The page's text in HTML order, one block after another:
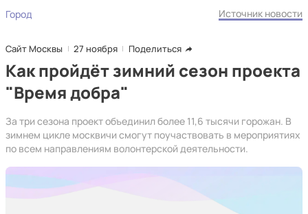
Город Источник новости
Сайт Москвы 27 ноября Поделиться
Как пройдёт зимний сезон проекта
"Время добра"
За три сезона проект объединил более 11,6 тысячи горожан. В
зимнем цикле москвичи смогут поучаствовать в мероприятиях
по всем направлениям волонтерской деятельности.